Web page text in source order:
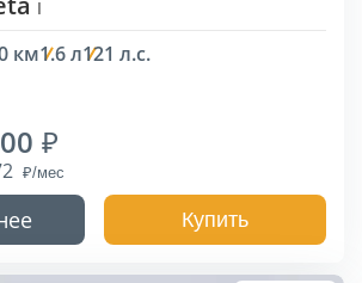
I
км1.6 л121 л.с.
Купить